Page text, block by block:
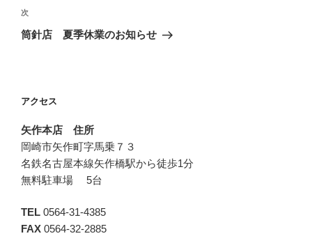
ビ
ゲ
ン
稿
次
の
次
筒針店 夏季休業のお知らせ
アクセス
矢作本店 住所
岡崎市矢作町字馬乗７３
名鉄名古屋本線矢作橋駅から徒歩1分
無料駐車場 5台
TEL 0564-31-4385
FAX 0564-32-2885